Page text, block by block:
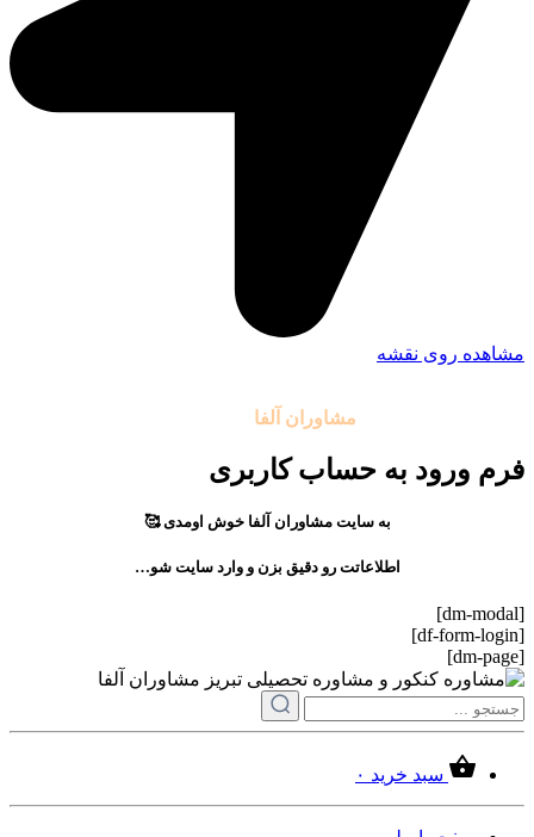
مشاهده روی نقشه
مشاوران آلفا
فرم ورود به حساب کاربری
به سایت مشاوران آلفا خوش اومدی 🥰
اطلاعاتت رو دقیق بزن و وارد سایت شو…
[dm-modal]
[df-form-login]
[dm-page]
سبد خرید ۰